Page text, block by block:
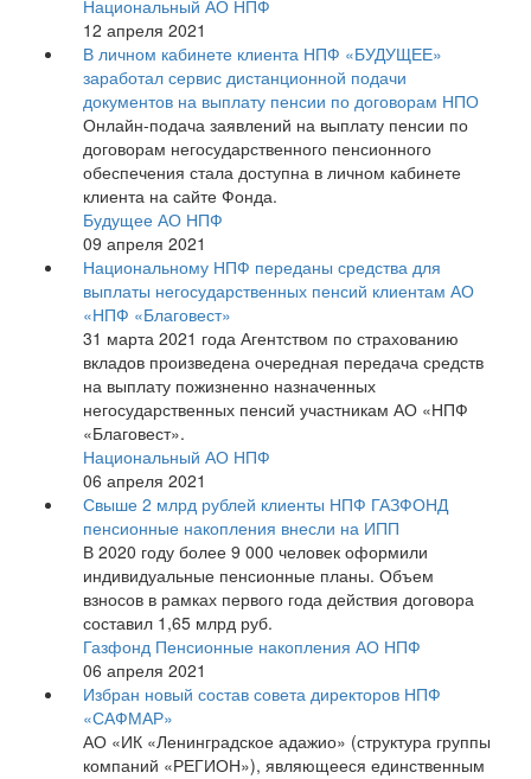
Национальный АО НПФ
12 апреля 2021
В личном кабинете клиента НПФ «БУДУЩЕЕ»
заработал сервис дистанционной подачи
документов на выплату пенсии по договорам НПО
Онлайн-подача заявлений на выплату пенсии по
договорам негосударственного пенсионного
обеспечения стала доступна в личном кабинете
клиента на сайте Фонда.
Будущее АО НПФ
09 апреля 2021
Национальному НПФ переданы средства для
выплаты негосударственных пенсий клиентам АО
«НПФ «Благовест»
31 марта 2021 года Агентством по страхованию
вкладов произведена очередная передача средств
на выплату пожизненно назначенных
негосударственных пенсий участникам АО «НПФ
«Благовест».
Национальный АО НПФ
06 апреля 2021
Свыше 2 млрд рублей клиенты НПФ ГАЗФОНД
пенсионные накопления внесли на ИПП
В 2020 году более 9 000 человек оформили
индивидуальные пенсионные планы. Объем
взносов в рамках первого года действия договора
составил 1,65 млрд руб.
Газфонд Пенсионные накопления АО НПФ
06 апреля 2021
Избран новый состав совета директоров НПФ
«САФМАР»
АО «ИК «Ленинградское адажио» (структура группы
компаний «РЕГИОН»), являющееся единственным